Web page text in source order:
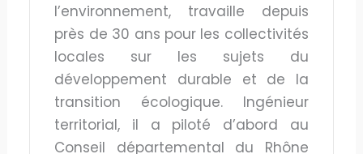
l’environnement, travaille depuis
près de 30 ans pour les collectivités
locales sur les sujets du
développement durable et de la
transition écologique. Ingénieur
territorial, il a piloté d’abord au
Conseil départemental du Rhône